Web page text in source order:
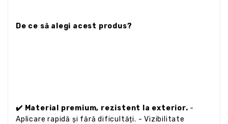
De ce să alegi acest produs?
✔️ Material premium, rezistent la exterior. -
Aplicare rapidă și fără dificultăți. - Vizibilitate